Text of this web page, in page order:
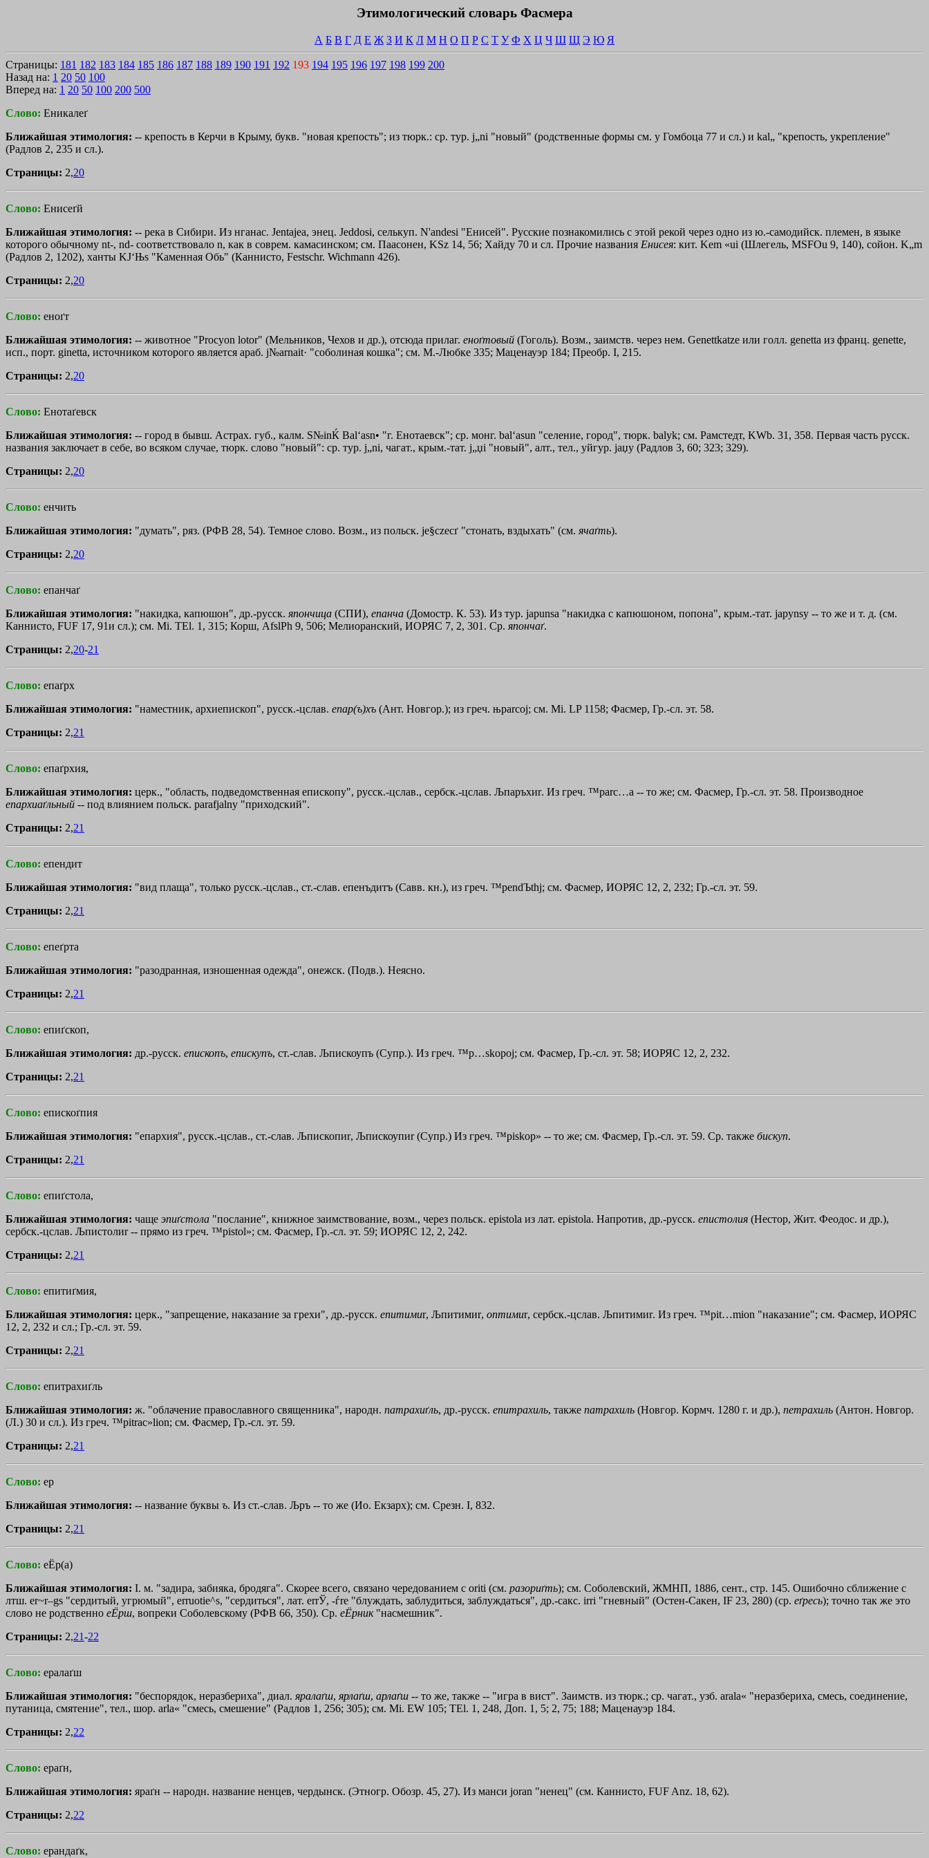
Этимологический словарь Фасмера
А Б В Г Д Е Ж З И К Л М Н О П Р С Т У Ф Х Ц Ч Ш Щ Э Ю Я
Страницы: 181 182 183 184 185 186 187 188 189 190 191 192 193 194 195 196 197 198 199 200
Назад на: 1 20 50 100
Вперед на: 1 20 50 100 200 500
Слово: Еникалеґ
Ближайшая этимология: -- крепость в Керчи в Крыму, букв. "новая крепость"; из тюрк.: ср. тур. j„ni "новый" (родственные формы см. у Гомбоца 77 и сл.) и kal„ "крепость, укрепление"
(Радлов 2, 235 и cл.).
Страницы: 2,20
Слово: Енисеґй
Ближайшая этимология: -- река в Сибири. Из нганас. Jentajea, энец. Jeddosi, селькуп. N'andesi "Енисей". Русские познакомились с этой рекой через одно из ю.-самодийск. племен, в языке
которого обычному nt-, nd- соответствовало n, как в соврем. камасинском; см. Паасонен, KSz 14, 56; Хайду 70 и сл. Прочие названия Енисея: кит. Kem «ui (Шлегель, MSFOu 9, 140), сойон. K„m
(Радлов 2, 1202), ханты KЈ‘Њs "Каменная Обь" (Каннисто, Festschr. Wichmann 426).
Страницы: 2,20
Слово: еноґт
Ближайшая этимология: -- животное "Procyon lotor" (Мельников, Чехов и др.), отсюда прилаг. еноґтовый (Гоголь). Возм., заимств. через нем. Genettkatze или голл. genetta из франц. genette,
исп., порт. ginetta, источником которого является араб. j№arnait· "соболиная кошка"; см. М.-Любке 335; Маценауэр 184; Преобр. I, 215.
Страницы: 2,20
Слово: Енотаґевск
Ближайшая этимология: -- город в бывш. Астрах. губ., калм. S№inЌ Bal‘asn• "г. Енотаевск"; ср. монг. bal‘asun "селение, город", тюрк. balyk; см. Рамстедт, KWb. 31, 358. Первая часть русск.
названия заключает в себе, во всяком случае, тюрк. слово "новый": ср. тур. j„ni, чагат., крым.-тат. j„џi "новый", алт., тел., уйгур. jaџy (Радлов 3, 60; 323; 329).
Страницы: 2,20
Слово: енчить
Ближайшая этимология: "думать", ряз. (РФВ 28, 54). Темное слово. Возм., из польск. je§czecґ "стонать, вздыхать" (см. ячаґть).
Страницы: 2,20
Слово: епанчаґ
Ближайшая этимология: "накидка, капюшон", др.-русск. япончица (СПИ), епанча (Домостр. К. 53). Из тур. japunѕa "накидка с капюшоном, попона", крым.-тат. japynѕy -- то же и т. д. (см.
Каннисто, FUF 17, 91и сл.); см. Mi. TEl. 1, 315; Корш, AfslPh 9, 506; Мелиоранский, ИОРЯС 7, 2, 301. Ср. япончаґ.
Страницы: 2,20-21
Слово: епаґрх
Ближайшая этимология: "наместник, архиепископ", русск.-цслав. епар(ъ)хъ (Ант. Новгор.); из греч. њparcoj; см. Mi. LP 1158; Фасмер, Гр.-сл. эт. 58.
Страницы: 2,21
Слово: епаґрхия,
Ближайшая этимология: церк., "область, подведомственная епископу", русск.-цслав., сербск.-цслав. Љпаръхиr. Из греч. ™parc…a -- то же; см. Фасмер, Гр.-сл. эт. 58. Производное
епархиаґльный -- под влиянием польск. parafjalny "приходский".
Страницы: 2,21
Слово: епендит
Ближайшая этимология: "вид плаща", только русск.-цслав., ст.-слав. епенъдитъ (Савв. кн.), из греч. ™pendЪthj; см. Фасмер, ИОРЯС 12, 2, 232; Гр.-сл. эт. 59.
Страницы: 2,21
Слово: епеґрта
Ближайшая этимология: "разодранная, изношенная одежда", онежск. (Подв.). Неясно.
Страницы: 2,21
Слово: епиґскоп,
Ближайшая этимология: др.-русск. епископъ, епискупъ, ст.-слав. Љпискоупъ (Супр.). Из греч. ™p…skopoj; см. Фасмер, Гр.-сл. эт. 58; ИОРЯС 12, 2, 232.
Страницы: 2,21
Слово: епискоґпия
Ближайшая этимология: "епархия", русск.-цслав., ст.-слав. Љпископиr, Љпискоупиr(Супр.) Из греч. ™piskop» -- то же; см. Фасмер, Гр.-сл. эт. 59. Ср. также бискуп.
Страницы: 2,21
Слово: епиґстола,
Ближайшая этимология: чаще эпиґстола "послание", книжное заимствование, возм., через польск. epistola из лат. epistola. Напротив, др.-русск. епистолия (Нестор, Жит. Феодос. и др.),
сербск.-цслав. Љпистолиr-- прямо из греч. ™pistol»; см. Фасмер, Гр.-сл. эт. 59; ИОРЯС 12, 2, 242.
Страницы: 2,21
Слово: епитиґмия,
Ближайшая этимология: церк., "запрещение, наказание за грехи", др.-русск. епитимиr, Љпитимиr, оптимиr, сербск.-цслав. Љпитимиr. Из греч. ™pit…mion "наказание"; см. Фасмер, ИОРЯС
12, 2, 232 и сл.; Гр.-сл. эт. 59.
Страницы: 2,21
Слово: епитрахиґль
Ближайшая этимология: ж. "облачение православного священника", народн. патрахиґль, др.-русск. епитрахиль, также патрахиль (Новгор. Кормч. 1280 г. и др.), петрахиль (Антон. Новгор.
(Л.) 30 и сл.). Из греч. ™pitrac»lion; см. Фасмер, Гр.-сл. эт. 59.
Страницы: 2,21
Слово: ер
Ближайшая этимология: -- название буквы ъ. Из ст.-слав. Љръ -- то же (Ио. Екзарх); см. Срезн. I, 832.
Страницы: 2,21
Слово: еЁр(а)
Ближайшая этимология: I. м. "задира, забияка, бродяга". Скорее всего, связано чередованием с oriti (cм. разориґть); см. Соболевский, ЖМНП, 1886, сент., стр. 145. Ошибочно сближение с
лтш. er~r–gs "сердитый, угрюмый", erruotie^s, "сердиться", лат. errЎ, -ѓre "блуждать, заблудиться, заблуждаться", др.-сакс. irri "гневный" (Остен-Сакен, IF 23, 280) (ср. еґресь); точно так же это
слово не родственно еЁрш, вопреки Соболевскому (РФВ 66, 350). Ср. еЁрник"насмешник".
Страницы: 2,21-22
Слово: ералаґш
Ближайшая этимология: "беспорядок, неразбериха", диал. яралаґш, ярлаґш, арлаґш -- то же, также -- "игра в вист". Заимств. из тюрк.; ср. чагат., узб. arala« "неразбериха, смесь, соединение,
путаница, смятение", тел., шор. arla« "смесь, смешение" (Радлов 1, 256; 305); см. Mi. EW 105; ТЕl. 1, 248, Доп. 1, 5; 2, 75; 188; Маценауэр 184.
Страницы: 2,22
Слово: ераґн,
Ближайшая этимология: яраґн -- народн. название ненцев, чердынск. (Этногр. Обозр. 45, 27). Из манси joran "ненец" (см. Каннисто, FUF Anz. 18, 62).
Страницы: 2,22
Слово: ерандаґк,